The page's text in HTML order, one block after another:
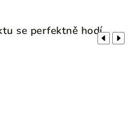
se perfektně hodí
Previous Next